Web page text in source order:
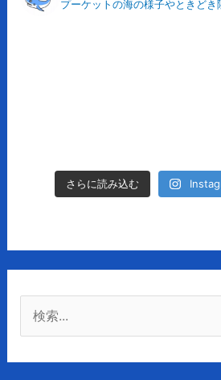
プーケットの海の様子やときどき
さらに読み込む
イ